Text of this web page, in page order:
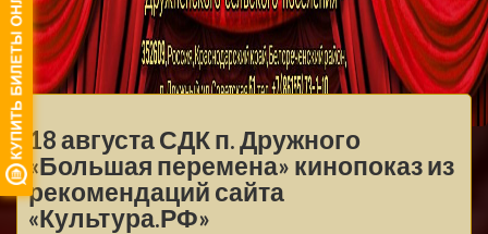
ДРУЖНЕНСКОГО
СЕЛЬСКОГО
ПОСЕЛЕНИЯ
МЕНЮ
18 августа СДК п. Дружного
«Большая перемена» кинопоказ из
рекомендаций сайта
«Культура.РФ»